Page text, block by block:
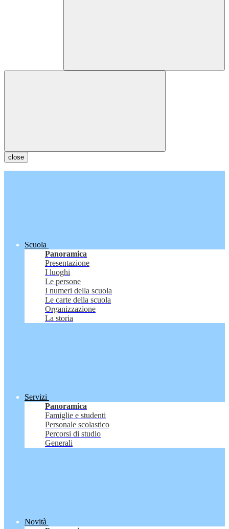
close
Scuola
Panoramica
Presentazione
I luoghi
Le persone
I numeri della scuola
Le carte della scuola
Organizzazione
La storia
Servizi
Panoramica
Famiglie e studenti
Personale scolastico
Percorsi di studio
Generali
Novità